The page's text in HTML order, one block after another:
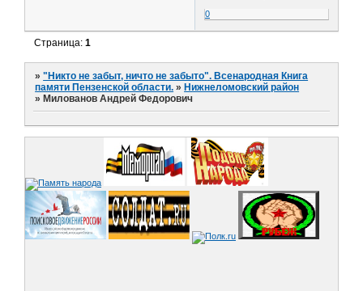
0
Страница:1
»"Никто не забыт, ничто не забыто". Всенародная Книга
памяти Пензенской области. » Нижнеломовский район
» Милованов Андрей Федорович